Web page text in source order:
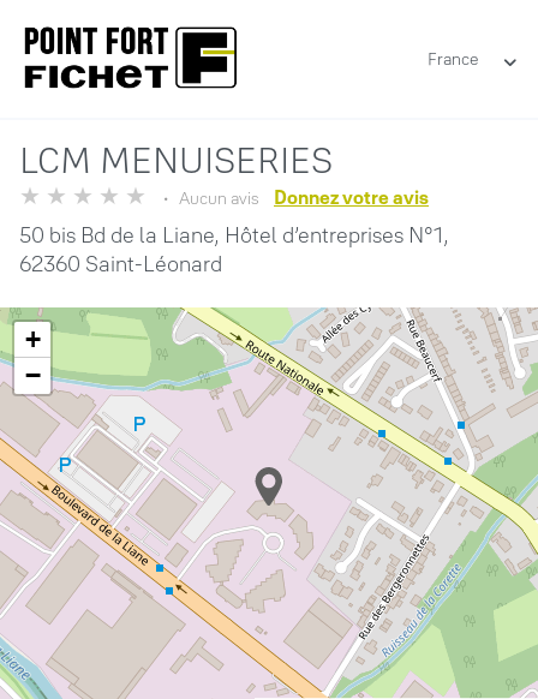
France
LCM MENUISERIES
Aucun avis Donnez votre avis
50 bis Bd de la Liane, Hôtel d’entreprises N°1,
62360 Saint-Léonard
+
−